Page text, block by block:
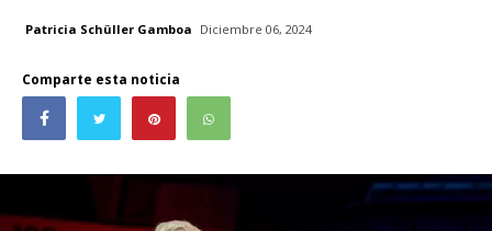
Patricia Schüller Gamboa Diciembre 06, 2024
Comparte esta noticia